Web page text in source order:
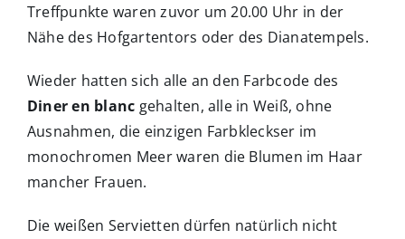
Treffpunkte waren zuvor um 20.00 Uhr in der
Nähe des Hofgartentors oder des Dianatempels.
Wieder hatten sich alle an den Farbcode des
Diner en blanc gehalten, alle in Weiß, ohne
Ausnahmen, die einzigen Farbkleckser im
monochromen Meer waren die Blumen im Haar
mancher Frauen.
Die weißen Servietten dürfen natürlich nicht